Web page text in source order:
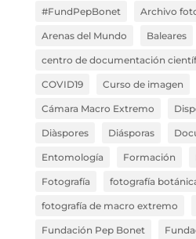
#FundPepBonet Archivo
Arenas del Mundo Baleares
centro de documentación
COVID19 Curso de imagen
Cámara Macro Extremo
Diàspores Diásporas
Entomología Formación
Fotografía fotografía
fotografía de macro extremo
Fundación Pep Bonet